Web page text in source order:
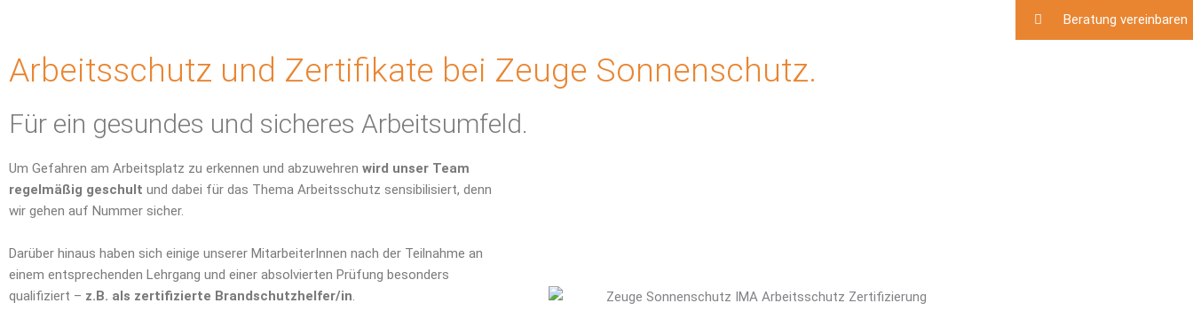
Arbeitsschutz und Zertifikate bei Zeuge Sonnenschutz.
Für ein gesundes und sicheres Arbeitsumfeld.
Um Gefahren am Arbeitsplatz zu erkennen und abzuwehren wird unser Team
regelmäßig geschult und dabei für das Thema Arbeitsschutz sensibilisiert, denn
wir gehen auf Nummer sicher.
Darüber hinaus haben sich einige unserer MitarbeiterInnen nach der Teilnahme an
einem entsprechenden Lehrgang und einer absolvierten Prüfung besonders
qualifiziert – z.B. als zertifizierte Brandschutzhelfer/in.
Beratung vereinbaren